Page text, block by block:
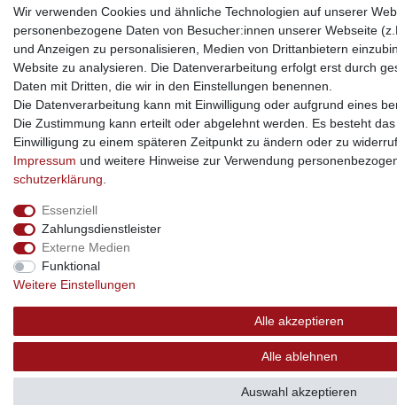
Wir verwenden Cookies und ähnliche Technologien auf unserer
personenbezogene Daten von Besucher:innen unserer Webseite
und Anzeigen zu personalisieren, Medien von Drittanbietern
Website zu analysieren. Die Datenverarbeitung erfolgt erst durch
Daten mit Dritten, die wir in den Einstellungen benennen.
Die Datenverarbeitung kann mit Einwilligung oder aufgrund eines
Die Zustimmung kann erteilt oder abgelehnt werden. Es besteht
Einwilligung zu einem späteren Zeitpunkt zu ändern oder zu
Impressum und weitere Hinweise zur Verwendung
schutz­erklärung
Essenziell
Zahlungsdienstleister
Externe Medien
Funktional
Weitere Einstellungen
Alle akzeptieren
Alle ablehnen
Auswahl akzeptieren